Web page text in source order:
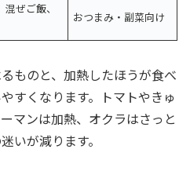
混ぜご飯、
おつまみ・副菜向け
ものと、加熱したほうが食べ
すくなります。トマトやきゅ
マンは加熱、オクラはさっと
いが減ります。